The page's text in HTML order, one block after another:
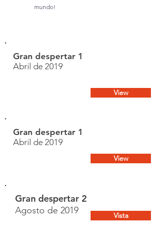
mundo!
Gran despertar 1
Abril de 2019
View
Gran despertar 1
Abril de 2019
View
Gran despertar 2
Agosto de 2019 Vista